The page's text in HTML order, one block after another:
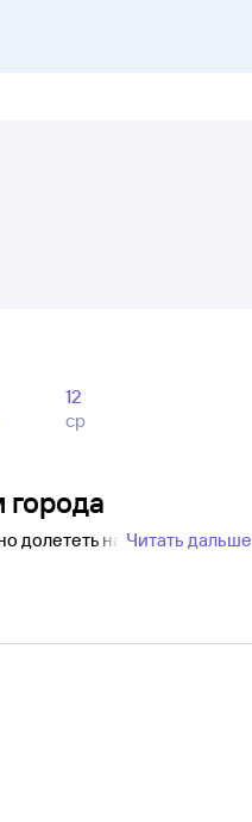
12
ср
долететь на Читать дальше